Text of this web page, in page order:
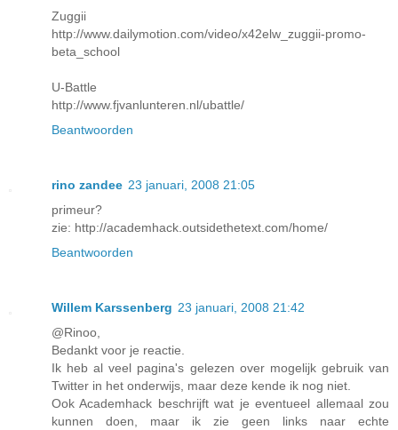
Zuggii
http://www.dailymotion.com/video/x42elw_zuggii-promo-
beta_school
U-Battle
http://www.fjvanlunteren.nl/ubattle/
Beantwoorden
rino zandee 23 januari, 2008 21:05
primeur?
zie: http://academhack.outsidethetext.com/home/
Beantwoorden
Willem Karssenberg 23 januari, 2008 21:42
@Rinoo,
Bedankt voor je reactie.
Ik heb al veel pagina's gelezen over mogelijk gebruik van
Twitter in het onderwijs, maar deze kende ik nog niet.
Ook Academhack beschrijft wat je eventueel allemaal zou
kunnen doen, maar ik zie geen links naar echte